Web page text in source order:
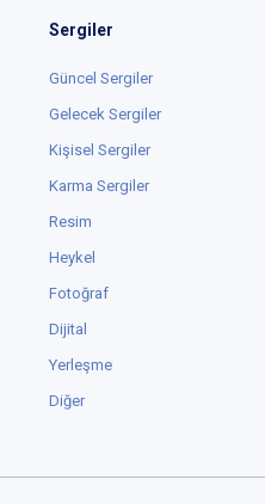
Sergiler
Güncel Sergiler
Gelecek Sergiler
Kişisel Sergiler
Karma Sergiler
Resim
Heykel
Fotoğraf
Dijital
Yerleşme
Diğer